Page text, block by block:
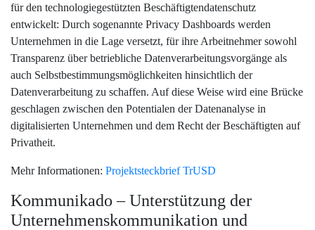
für den technologiegestützten Beschäftigtendatenschutz
entwickelt: Durch sogenannte Privacy Dashboards werden
Unternehmen in die Lage versetzt, für ihre Arbeitnehmer sowohl
Transparenz über betriebliche Datenverarbeitungsvorgänge als
auch Selbstbestimmungsmöglichkeiten hinsichtlich der
Datenverarbeitung zu schaffen. Auf diese Weise wird eine Brücke
geschlagen zwischen den Potentialen der Datenanalyse in
digitalisierten Unternehmen und dem Recht der Beschäftigten auf
Privatheit.
Mehr Informationen: Projektsteckbrief TrUSD
Kommunikado – Unterstützung der
Unternehmenskommunikation und